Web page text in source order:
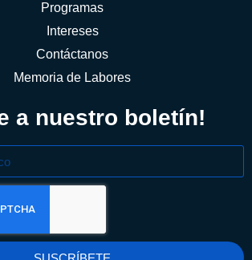
Programas
Intereses
Contáctanos
Memoria de Labores
a nuestro boletín!